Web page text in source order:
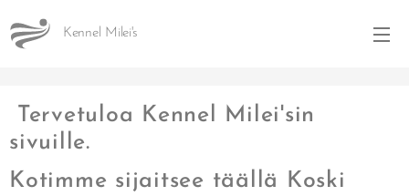
Kennel Milei's
Tervetuloa Kennel Milei'sin
sivuille.
Kotimme sijaitsee täällä Koski